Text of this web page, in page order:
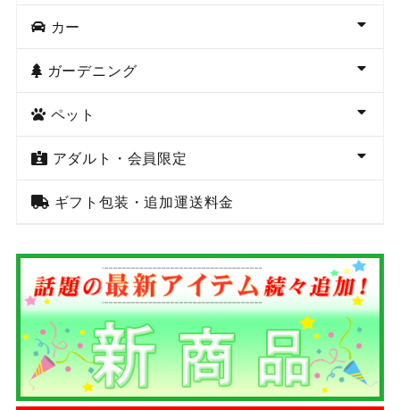
カー
ガーデニング
ペット
アダルト・会員限定
ギフト包装・追加運送料金